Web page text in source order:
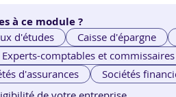
à ce module ?
d'études Caisse d'épargne
Experts-comptables et
d'assurances
Sociétés